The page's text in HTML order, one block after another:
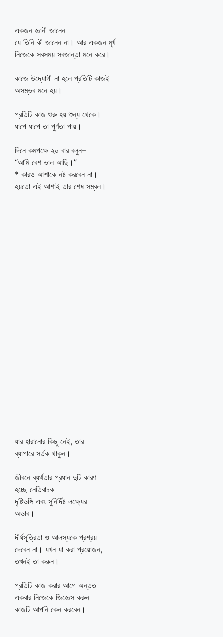
একজন জ্ঞানী জানেন
যে তিনি কী জানেন না। আর একজন মূর্খ
নিজেকে সবসময় সবজান্তা মনে করে।
কাজে উদ্যোগী না হলে প্রতিটি কাজই
অসম্ভব মনে হয়।
প্রতিটি কাজ শুরু হয় শুন্য থেকে।
ধাপে ধাপে তা পুর্ণতা পায়।
দিনে কমপক্ষে ২০ বার বলুন–
“আমি বেশ ভাল আছি।”
* কারও আশাকে নষ্ট করবেন না।
হয়তো এই আশাই তার শেষ সম্বল।
যার হারানোর কিছু নেই, তার
ব্যাপারে সর্তক থাকুন।
জীবনে ব্যর্থতার প্রধান দুটি কারণ
হচ্ছে নেতিবাচক
দৃষ্টিভঙ্গি এবং সুনির্দিষ্ট লক্ষ্যের
অভাব।
দীর্ঘসূত্রিতা ও আলস্যকে প্রশ্রয়
দেবেন না। যখন যা করা প্রয়োজন,
তখনই তা করুন।
প্রতিটি কাজ করার আগে অন্তত
একবার নিজেকে জিজ্ঞেস করুন
কাজটি আপনি কেন করবেন।